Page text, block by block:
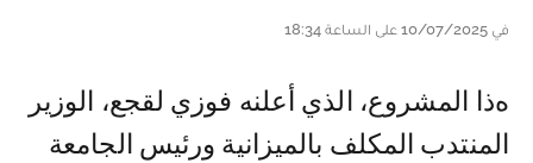
في 10/07/2025 على الساعة 18:34
هذا المشروع، الذي أعلنه فوزي لقجع، الوزير
المنتدب المكلف بالميزانية ورئيس الجامعة